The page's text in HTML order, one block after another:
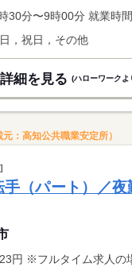
，祝日，その他
細を見る (ハローワークよ
：高知公共職業安定所）
手（パート）／夜
ム求人の場合は月額（換算額）、パート求人の場